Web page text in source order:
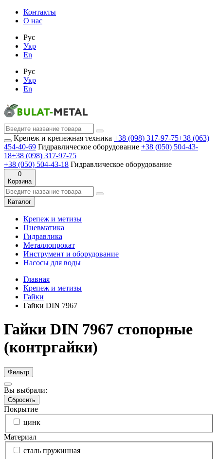
Контакты
О нас
Рус
Укр
En
Рус
Укр
En
Крепеж и крепежная техника +38 (098) 317-97-75+38 (063)
454-40-69 Гидравлическое оборудование +38 (050) 504-43-
18+38 (098) 317-97-75
+38 (050) 504-43-18 Гидравлическое оборудование
0
Корзина
Каталог
Крепеж и метизы
Пневматика
Гидравлика
Металлопрокат
Инструмент и оборудование
Насосы для воды
Главная
Крепеж и метизы
Гайки
Гайки DIN 7967
Гайки DIN 7967 стопорные
(контргайки)
Фильтр
Вы выбрали:
Сбросить
Покрытие
цинк
Материал
сталь пружинная